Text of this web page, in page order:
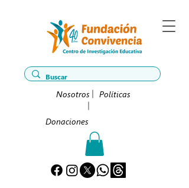
Nosotros Políticas
Donaciones